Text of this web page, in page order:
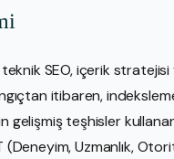
SEO, içerik stratejisi
itibaren,
gelişmiş teşhisler
Uzmanlık,